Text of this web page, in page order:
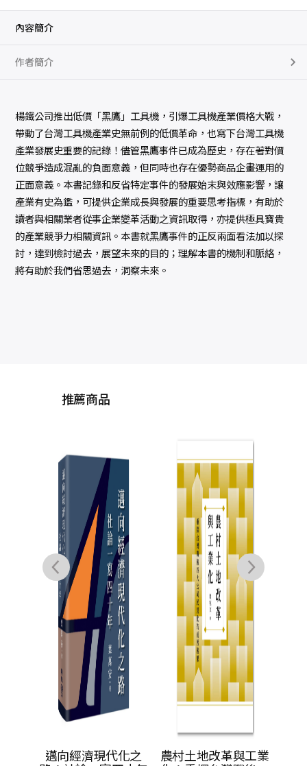
內容簡介
作者簡介
楊鐵公司推出低價「黑鷹」工具機，引爆工具機產業價格大戰，
帶動了台灣工具機產業史無前例的低價革命，也寫下台灣工具機
產業發展史重要的記錄！儘管黑鷹事件已成為歷史，存在著對價
位競爭造成混亂的負面意義，但同時也存在優勢商品企畫運用的
正面意義。本書記錄和反省特定事件的發展始末與效應影響，讓
產業有史為鑑，可提供企業成長與發展的重要思考指標，有助於
讀者與相關業者從事企業變革活動之資訊取得，亦提供極具寶貴
的產業競爭力相關資訊。本書就黑鷹事件的正反兩面看法加以探
討，達到檢討過去，展望未來的目的；理解本書的機制和脈絡，
將有助於我們省思過去，洞察未來。
推薦商品
邁向經濟現代化之 農村土地改革與工業